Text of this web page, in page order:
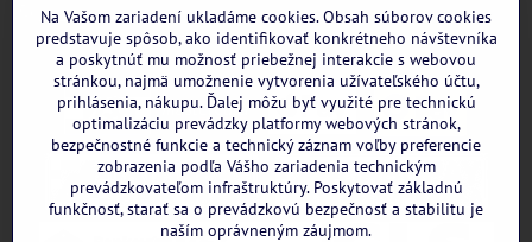
WhatsApp
Na Vašom zariadení ukladáme cookies. Obsah súborov cookies
predstavuje spôsob, ako identifikovať konkrétneho návštevníka
a poskytnúť mu možnosť priebežnej interakcie s webovou
stránkou, najmä umožnenie vytvorenia užívateľského účtu,
prihlásenia, nákupu. Ďalej môžu byť využité pre technickú
optimalizáciu prevádzky platformy webových stránok,
bezpečnostné funkcie a technický záznam voľby preferencie
zobrazenia podľa Vášho zariadenia technickým
prevádzkovateľom infraštruktúry. Poskytovať základnú
funkčnosť, starať sa o prevádzkovú bezpečnosť a stabilitu je
naším oprávneným záujmom.